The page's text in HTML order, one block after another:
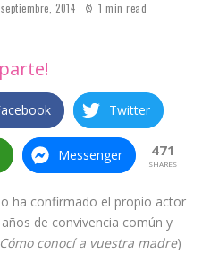
2014
1 min read
Twitter
Messenger 471
SHARES
ha confirmado el propio actor
de convivencia común y
Cómo conocí a vuestra madre)